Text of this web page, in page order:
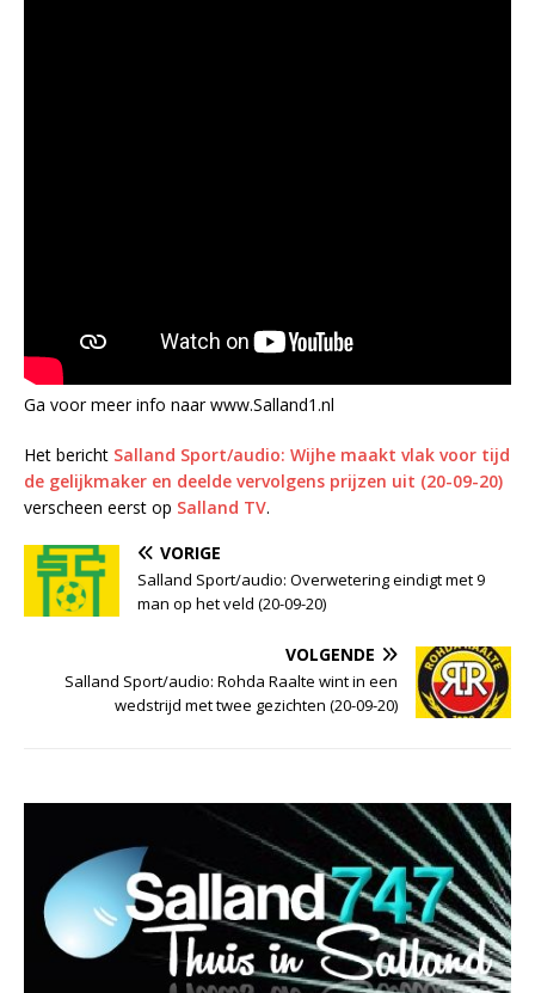
Ga voor meer info naar www.Salland1.nl
Het bericht Salland Sport/audio: Wijhe maakt vlak voor tijd
de gelijkmaker en deelde vervolgens prijzen uit (20-09-20)
verscheen eerst op Salland TV.
VORIGE
Salland Sport/audio: Overwetering eindigt met 9
man op het veld (20-09-20)
VOLGENDE
Salland Sport/audio: Rohda Raalte wint in een
wedstrijd met twee gezichten (20-09-20)